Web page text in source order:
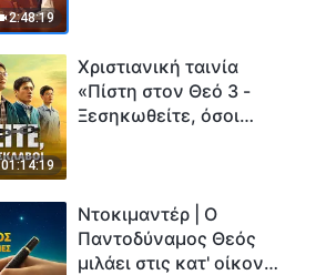
2:48:19
01:14:19
Χριστιανική ταινία
«Πίστη στον Θεό 3 -
Ξεσηκωθείτε, όσοι
Ντοκιμαντέρ | Ο
Παντοδύναμος Θεός
μιλάει στις κατ' οίκον